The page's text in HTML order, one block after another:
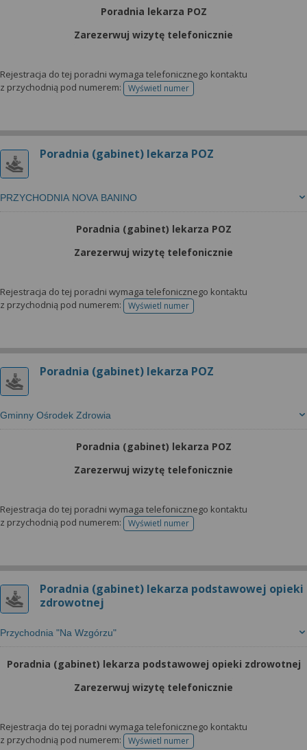
Poradnia lekarza POZ
Zarezerwuj wizytę telefonicznie
Rejestracja do tej poradni wymaga telefonicznego kontaktu
z przychodnią pod numerem:
Wyświetl numertelefonu do rejestracji
Poradnia (gabinet) lekarza POZ
PRZYCHODNIA NOVA BANINO
Poradnia (gabinet) lekarza POZ
Zarezerwuj wizytę telefonicznie
Rejestracja do tej poradni wymaga telefonicznego kontaktu
z przychodnią pod numerem:
Wyświetl numertelefonu do rejestracji
Poradnia (gabinet) lekarza POZ
Gminny Ośrodek Zdrowia
Poradnia (gabinet) lekarza POZ
Zarezerwuj wizytę telefonicznie
Rejestracja do tej poradni wymaga telefonicznego kontaktu
z przychodnią pod numerem:
Wyświetl numertelefonu do rejestracji
Poradnia (gabinet) lekarza podstawowej opieki
zdrowotnej
Przychodnia "Na Wzgórzu"
Poradnia (gabinet) lekarza podstawowej opieki zdrowotnej
Zarezerwuj wizytę telefonicznie
Rejestracja do tej poradni wymaga telefonicznego kontaktu
z przychodnią pod numerem:
Wyświetl numertelefonu do rejestracji